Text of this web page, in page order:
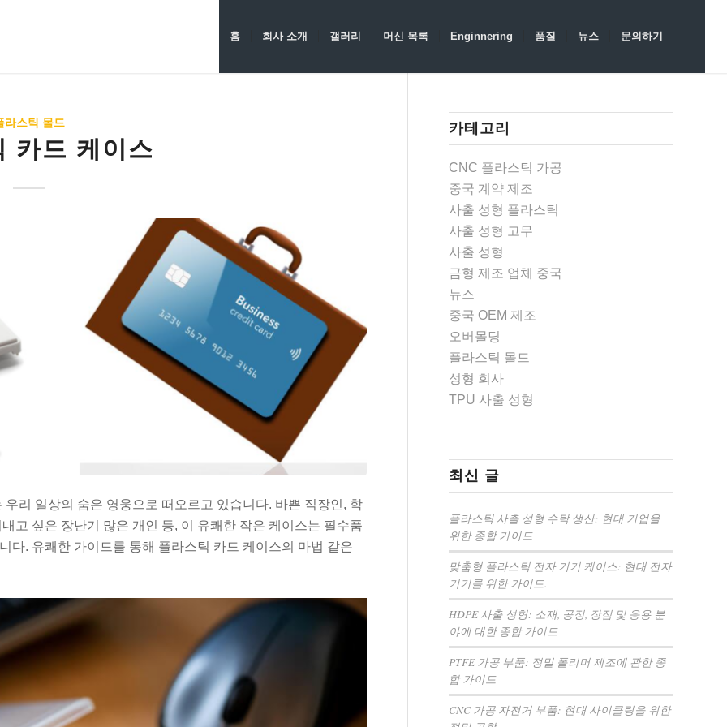
홈 회사 소개 갤러리 머신 목록 Enginnering 품질 뉴스 문의하기
라스틱 몰드
카드 케이스
우리 일상의 숨은 영웅으로 떠오르고 있습니다. 바쁜 직장인, 학
고 싶은 장난기 많은 개인 등, 이 유쾌한 작은 케이스는 필수품
다. 유쾌한 가이드를 통해 플라스틱 카드 케이스의 마법 같은
카테고리
CNC 플라스틱 가공
중국 계약 제조
사출 성형 플라스틱
사출 성형 고무
사출 성형
금형 제조 업체 중국
뉴스
중국 OEM 제조
오버몰딩
플라스틱 몰드
성형 회사
TPU 사출 성형
최신 글
플라스틱 사출 성형 수탁 생산: 현대 기업을
위한 종합 가이드
맞춤형 플라스틱 전자 기기 케이스: 현대 전자
기기를 위한 가이드.
HDPE 사출 성형: 소재, 공정, 장점 및 응용 분
야에 대한 종합 가이드
PTFE 가공 부품: 정밀 폴리머 제조에 관한 종
합 가이드
CNC 가공 자전거 부품: 현대 사이클링을 위한